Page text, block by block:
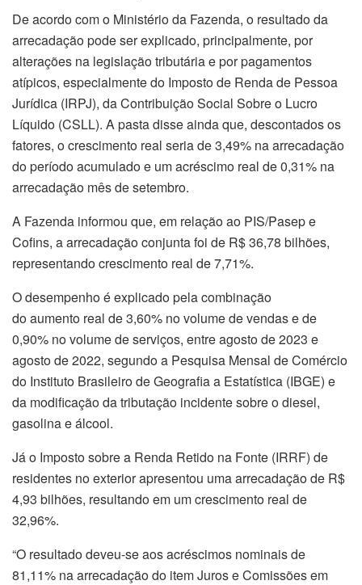
De acordo com o Ministério da Fazenda, o resultado da
arrecadação pode ser explicado, principalmente, por
alterações na legislação tributária e por pagamentos
atípicos, especialmente do Imposto de Renda de Pessoa
Jurídica (IRPJ), da Contribuição Social Sobre o Lucro
Líquido (CSLL). A pasta disse ainda que, descontados os
fatores, o crescimento real seria de 3,49% na arrecadação
do período acumulado e um acréscimo real de 0,31% na
arrecadação mês de setembro.
A Fazenda informou que, em relação ao PIS/Pasep e
Cofins, a arrecadação conjunta foi de R$ 36,78 bilhões,
representando crescimento real de 7,71%.
O desempenho é explicado pela combinação
do aumento real de 3,60% no volume de vendas e de
0,90% no volume de serviços, entre agosto de 2023 e
agosto de 2022, segundo a Pesquisa Mensal de Comércio
do Instituto Brasileiro de Geografia a Estatística (IBGE) e
da modificação da tributação incidente sobre o diesel,
gasolina e álcool.
Já o Imposto sobre a Renda Retido na Fonte (IRRF) de
residentes no exterior apresentou uma arrecadação de R$
4,93 bilhões, resultando em um crescimento real de
32,96%.
“O resultado deveu-se aos acréscimos nominais de
81,11% na arrecadação do item Juros e Comissões em